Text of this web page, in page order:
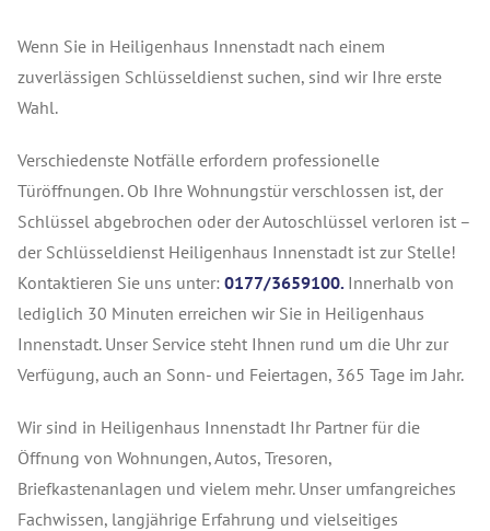
Wenn Sie in Heiligenhaus Innenstadt nach einem
zuverlässigen Schlüsseldienst suchen, sind wir Ihre erste
Wahl.
Verschiedenste Notfälle erfordern professionelle
Türöffnungen. Ob Ihre Wohnungstür verschlossen ist, der
Schlüssel abgebrochen oder der Autoschlüssel verloren ist –
der Schlüsseldienst Heiligenhaus Innenstadt ist zur Stelle!
Kontaktieren Sie uns unter: 0177/3659100. Innerhalb von
lediglich 30 Minuten erreichen wir Sie in Heiligenhaus
Innenstadt. Unser Service steht Ihnen rund um die Uhr zur
Verfügung, auch an Sonn- und Feiertagen, 365 Tage im Jahr.
Wir sind in Heiligenhaus Innenstadt Ihr Partner für die
Öffnung von Wohnungen, Autos, Tresoren,
Briefkastenanlagen und vielem mehr. Unser umfangreiches
Fachwissen, langjährige Erfahrung und vielseitiges